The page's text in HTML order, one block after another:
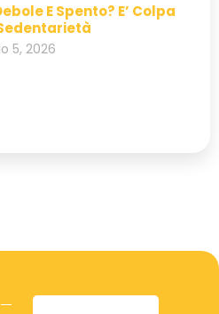
E Spento? E’ Colpa
5, 2026